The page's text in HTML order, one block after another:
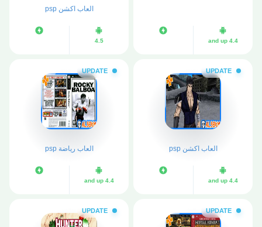
4.4 and up
PSP لمحاكي ppssppالعاب اكشن psp
4.5
UPDATE
العاب اكشن psp
4.4 and up
UPDATE
العاب رياضة psp
4.4 and up
UPDATE
UPDATE